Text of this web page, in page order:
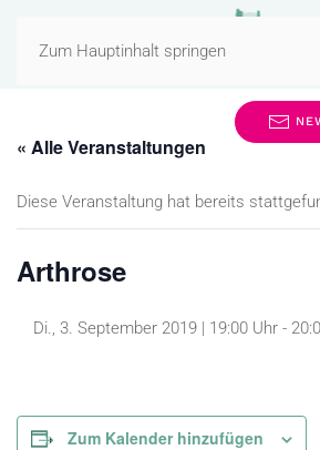
Zum Hauptinhalt springen
MENÜ
« Alle Veranstaltungen
Diese Veranstaltung hat bereits
Arthrose
Di., 3. September 2019 | 19:00 Uhr -
Zum Kalender hinzufügen